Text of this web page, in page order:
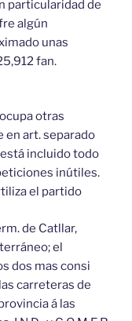
particularidad de
algún
unas
fan.
otras
en art. separado
incluido todo
inútiles.
el partido
de Catllar,
el
dos mas consi
carreteras de
á las